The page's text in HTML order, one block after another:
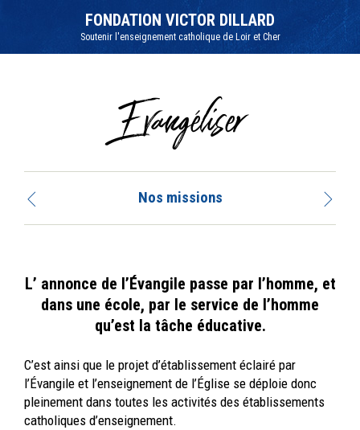
la
FONDATION VICTOR DILLARD
Soutenir l'enseignement catholique de Loir et Cher
Evangéliser
Nos missions
L’ annonce de l’Évangile passe par l’homme, et
dans une école, par le service de l’homme
qu’est la tâche éducative.
C’est ainsi que le projet d’établissement éclairé par
l’Évangile et l’enseignement de l’Église se déploie donc
pleinement dans toutes les activités des établissements
catholiques d’enseignement.